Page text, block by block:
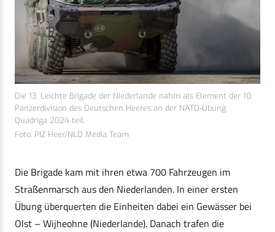
Die 13. Leichte Brigade der Niederlande nahm als Element der 10.
Panzerdivision des Deutschen Heeres an der NATO-Übung
Quadriga 2024 teil.
Foto: PIZ Heer/NLD Media Team
Die Brigade kam mit ihren etwa 700 Fahrzeugen im
Straßenmarsch aus den Niederlanden. In einer ersten
Übung überquerten die Einheiten dabei ein Gewässer bei
Olst – Wijheohne (Niederlande). Danach trafen die